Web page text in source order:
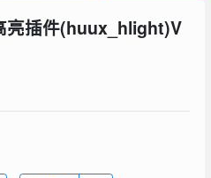
亮插件(huux_hlight)V